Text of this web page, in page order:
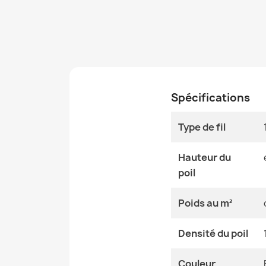
Spécifications
Type de fil
Hauteur du
poil
Poids au m²
Densité du poil